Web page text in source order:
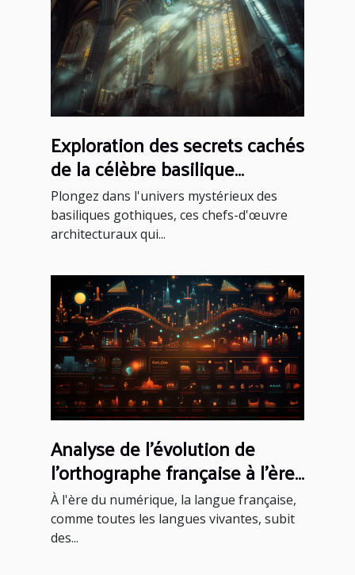
Exploration des secrets cachés
de la célèbre basilique
gothique
Plongez dans l'univers mystérieux des
basiliques gothiques, ces chefs-d'œuvre
architecturaux qui...
Analyse de l'évolution de
l'orthographe française à l'ère
du numérique
À l'ère du numérique, la langue française,
comme toutes les langues vivantes, subit
des...